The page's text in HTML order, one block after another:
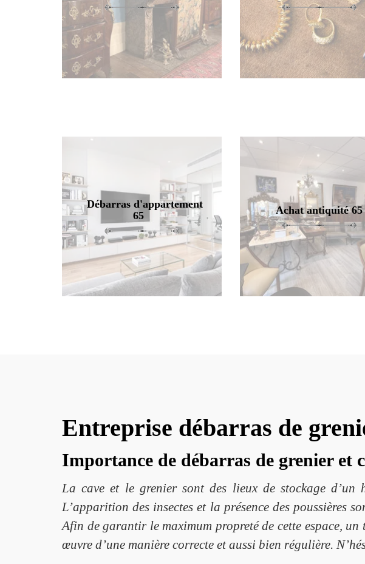
Débarras d'appartement
65
Achat antiquité 65
Entreprise débarras de
Importance de débarras de grenier et
La cave et le grenier sont des lieux de stockage d’un
L’apparition des insectes et la présence des poussières
Afin de garantir le maximum propreté de cette espace,
œuvre d’une manière correcte et aussi bien régulière.